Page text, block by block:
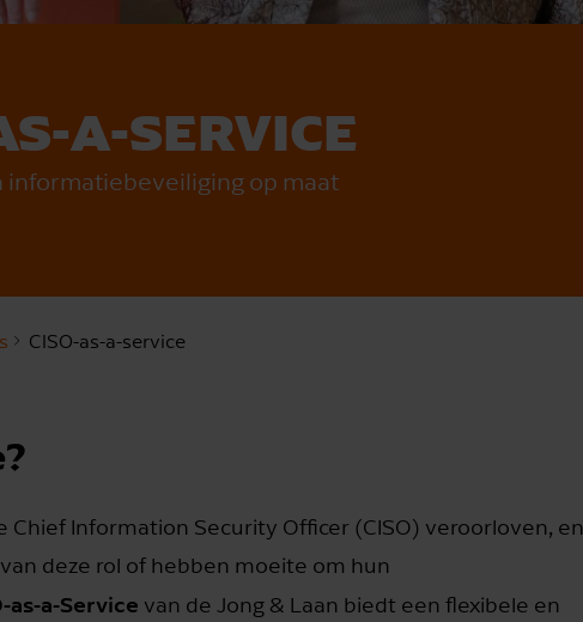
A-SERVICE
informatiebeveiliging op maat
CISO-as-a-service
Information Security Officer (CISO) veroorloven, en
deze rol of hebben moeite om hun
as-a-Service van de Jong & Laan biedt een flexibele en